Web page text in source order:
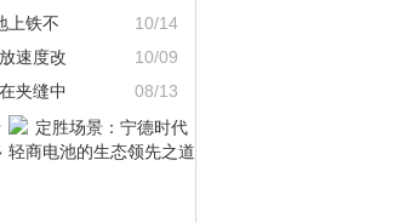
上铁不
10/14
速度改
10/09
夹缝中
08/13